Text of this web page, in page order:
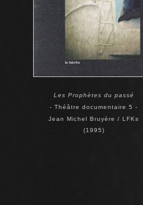
Les Prophètes du passé
- Théâtre documentaire 5 -
Jean Michel Bruyère / LFKs
(1995)